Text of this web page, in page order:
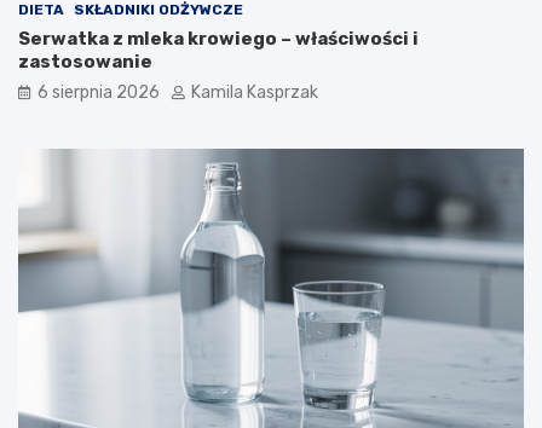
i
e
c
z
a
z
d
r
w
DIETA SKŁADNIKI ODŻYWCZE
Serwatka z mleka krowiego – właściwości i
zastosowanie
6 sierpnia 2026 Kamila Kasprzak